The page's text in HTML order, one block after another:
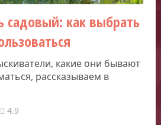
садовый: как выбрать
какие они бывают
рассказываем в
4.9